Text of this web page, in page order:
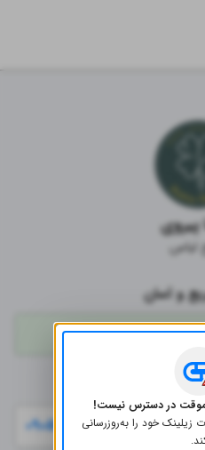
لباس
و آسان
با ما
۰۹۰۵۲۵۶۱۶۹۵
در دسترس نیست!
خود را به‌روز‌رسانی